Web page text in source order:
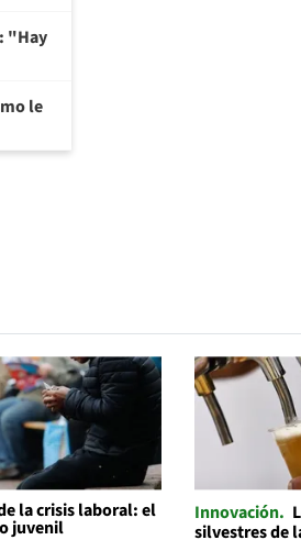
"Hay
le
la crisis laboral: el
juvenil
Innovación
silvestres de